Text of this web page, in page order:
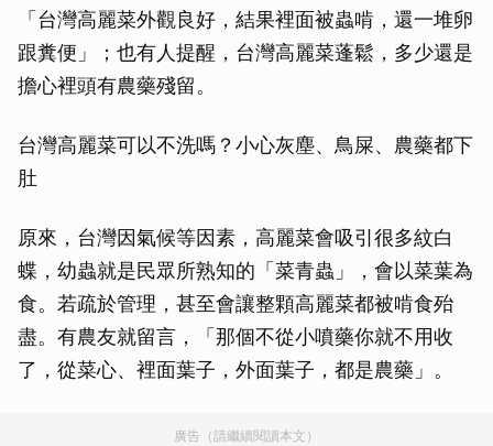
「台灣高麗菜外觀良好，結果裡面被蟲啃，還一堆卵
跟糞便」；也有人提醒，台灣高麗菜蓬鬆，多少還是
擔心裡頭有農藥殘留。
台灣高麗菜可以不洗嗎？小心灰塵、鳥屎、農藥都下
肚
原來，台灣因氣候等因素，高麗菜會吸引很多紋白
蝶，幼蟲就是民眾所熟知的「菜青蟲」，會以菜葉為
食。若疏於管理，甚至會讓整顆高麗菜都被啃食殆
盡。有農友就留言，「那個不從小噴藥你就不用收
了，從菜心、裡面葉子，外面葉子，都是農藥」。
廣告（請繼續閱讀本文）